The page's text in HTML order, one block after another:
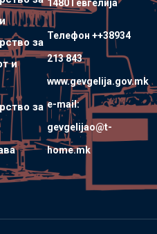
за
и
за
1480 Гевгелијa
Телефон ++38934
213 843
www.gevgelija.gov.mk
e-mail:
gevgelijao@t-
home.mk